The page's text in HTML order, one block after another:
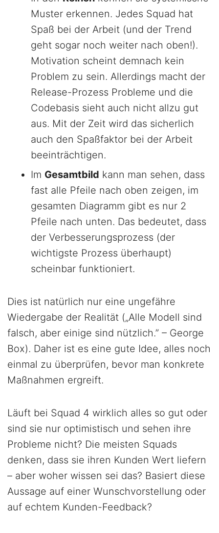
Muster erkennen. Jedes Squad hat
Spaß bei der Arbeit (und der Trend
geht sogar noch weiter nach oben!).
Motivation scheint demnach kein
Problem zu sein. Allerdings macht der
Release-Prozess Probleme und die
Codebasis sieht auch nicht allzu gut
aus. Mit der Zeit wird das sicherlich
auch den Spaßfaktor bei der Arbeit
beeinträchtigen.
Im Gesamtbild kann man sehen, dass
fast alle Pfeile nach oben zeigen, im
gesamten Diagramm gibt es nur 2
Pfeile nach unten. Das bedeutet, dass
der Verbesserungsprozess (der
wichtigste Prozess überhaupt)
scheinbar funktioniert.
Dies ist natürlich nur eine ungefähre
Wiedergabe der Realität („Alle Modell sind
falsch, aber einige sind nützlich.” – George
Box). Daher ist es eine gute Idee, alles noch
einmal zu überprüfen, bevor man konkrete
Maßnahmen ergreift.
Läuft bei Squad 4 wirklich alles so gut oder
sind sie nur optimistisch und sehen ihre
Probleme nicht? Die meisten Squads
denken, dass sie ihren Kunden Wert liefern
– aber woher wissen sei das? Basiert diese
Aussage auf einer Wunschvorstellung oder
auf echtem Kunden-Feedback?